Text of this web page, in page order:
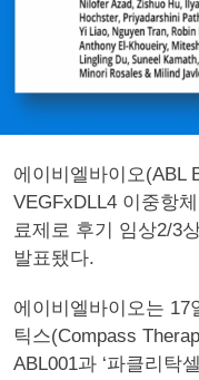
에이비엘바이오(ABL
VEGFxDLL4 이중항
료제로 후기 임상2/3
발표됐다.
에이비엘바이오는 17
틱스(Compass
ABL001과 ‘파클리탁